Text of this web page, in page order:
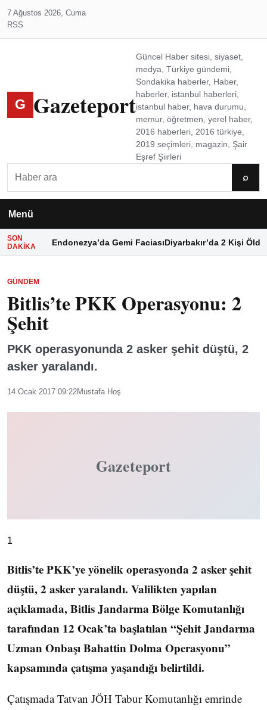
7 Ağustos 2026, Cuma
RSS
G Gazeteport
Güncel Haber sitesi, siyaset,
medya, Türkiye gündemi,
Sondakika haberler, Haber,
haberler, istanbul haberleri,
istanbul haber, hava durumu,
memur, öğretmen, yerel haber,
2016 haberleri, 2016 türkiye,
2019 seçimleri, magazin, Şair
Eşref Şiirleri
⌕
Menü
SON
DAKIKA
Endonezya’da Gemi FaciasıDiyarbakır’da 2 Kişi Öldü
GÜNDEM
Bitlis’te PKK Operasyonu: 2
Şehit
PKK operasyonunda 2 asker şehit düştü, 2
asker yaralandı.
14 Ocak 2017 09:22Mustafa Hoş
Gazeteport
1
Bitlis’te PKK’ye yönelik operasyonda 2 asker şehit
düştü, 2 asker yaralandı. Valilikten yapılan
açıklamada, Bitlis Jandarma Bölge Komutanlığı
tarafından 12 Ocak’ta başlatılan “Şehit Jandarma
Uzman Onbaşı Bahattin Dolma Operasyonu”
kapsamında çatışma yaşandığı belirtildi.
Çatışmada Tatvan JÖH Tabur Komutanlığı emrinde